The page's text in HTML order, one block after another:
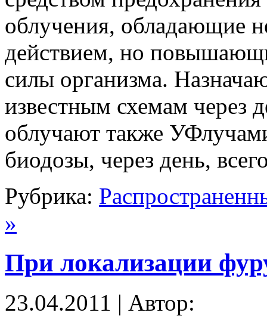
облучения, обладающие
действием, но
силы организма.
известным схемам через
облучают также
биодозы, через день,
Рубрика:
»
При локализации
23.04.2011 | Автор: